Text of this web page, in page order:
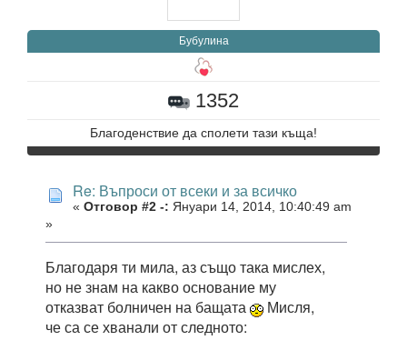
Бубулина
1352
Благоденствие да сполети тази къща!
Re: Въпроси от всеки и за всичко
« Отговор #2 -: Януари 14, 2014, 10:40:49 am
»
Благодаря ти мила, аз също така мислех,
но не знам на какво основание му
отказват болничен на бащата
Мисля,
че са се хванали от следното: